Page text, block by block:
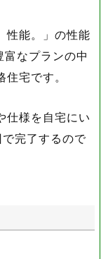
性能。」の性能
なプランの中
宅です。
仕様を自宅にい
完了するので